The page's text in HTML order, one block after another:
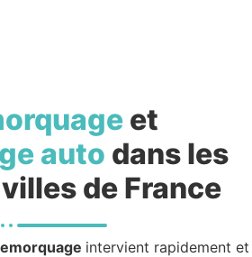
et
auto dans les
de France
intervient rapidement et